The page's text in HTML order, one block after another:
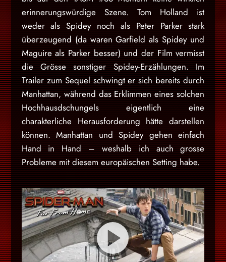
erinnerungswürdige Szene. Tom Holland ist
weder als Spidey noch als Peter Parker stark
überzeugend (da waren Garfield als Spidey und
Maguire als Parker besser) und der Film vermisst
die Grösse sonstiger Spidey-Erzählungen. Im
Trailer zum Sequel schwingt er sich bereits durch
Manhattan, während das Erklimmen eines solchen
Hochhausdschungels eigentlich eine
charakterliche Herausforderung hätte darstellen
können. Manhattan und Spidey gehen einfach
Hand in Hand – weshalb ich auch grosse
Probleme mit diesem europäischen Setting habe.